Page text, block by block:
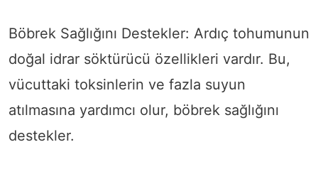
Böbrek Sağlığını Destekler: Ardıç tohumunun
doğal idrar söktürücü özellikleri vardır. Bu,
vücuttaki toksinlerin ve fazla suyun
atılmasına yardımcı olur, böbrek sağlığını
destekler.